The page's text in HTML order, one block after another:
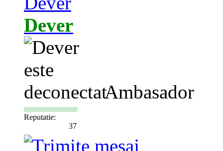
Dever
Ambasador
Reputatie:
37